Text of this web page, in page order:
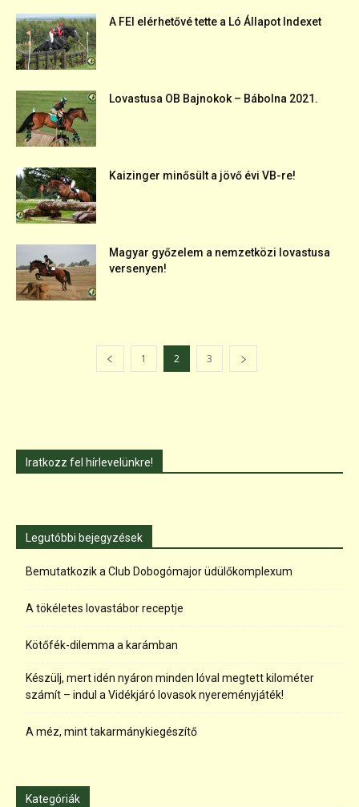
A FEI elérhetővé tette a Ló Állapot Indexet
Lovastusa OB Bajnokok – Bábolna 2021.
Kaizinger minősült a jövő évi VB-re!
Magyar győzelem a nemzetközi lovastusa
versenyen!
1 2 3
Iratkozz fel hírlevelünkre!
Legutóbbi bejegyzések
Bemutatkozik a Club Dobogómajor üdülőkomplexum
A tökéletes lovastábor receptje
Kötőfék-dilemma a karámban
Készülj, mert idén nyáron minden lóval megtett kilométer
számít – indul a Vidékjáró lovasok nyereményjáték!
A méz, mint takarmánykiegészítő
Kategóriák